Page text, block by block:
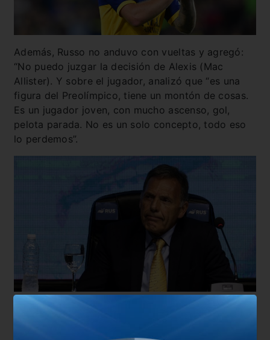
Además, Russo no anduvo con vueltas y agregó:
“No puedo juzgar la decisión de Alexis (Mac
Allister). Y sobre el jugador, analizó que “es una
figura del Preolímpico, tiene un montón de cosas.
Es un jugador joven, con mucho ascenso, gol,
pelota parada. No es un solo concepto, todo eso
lo perdemos”.
Ya enfocado en la actualidad del equipo, el
entrenador del Xeneize comentó: “Hay muchas